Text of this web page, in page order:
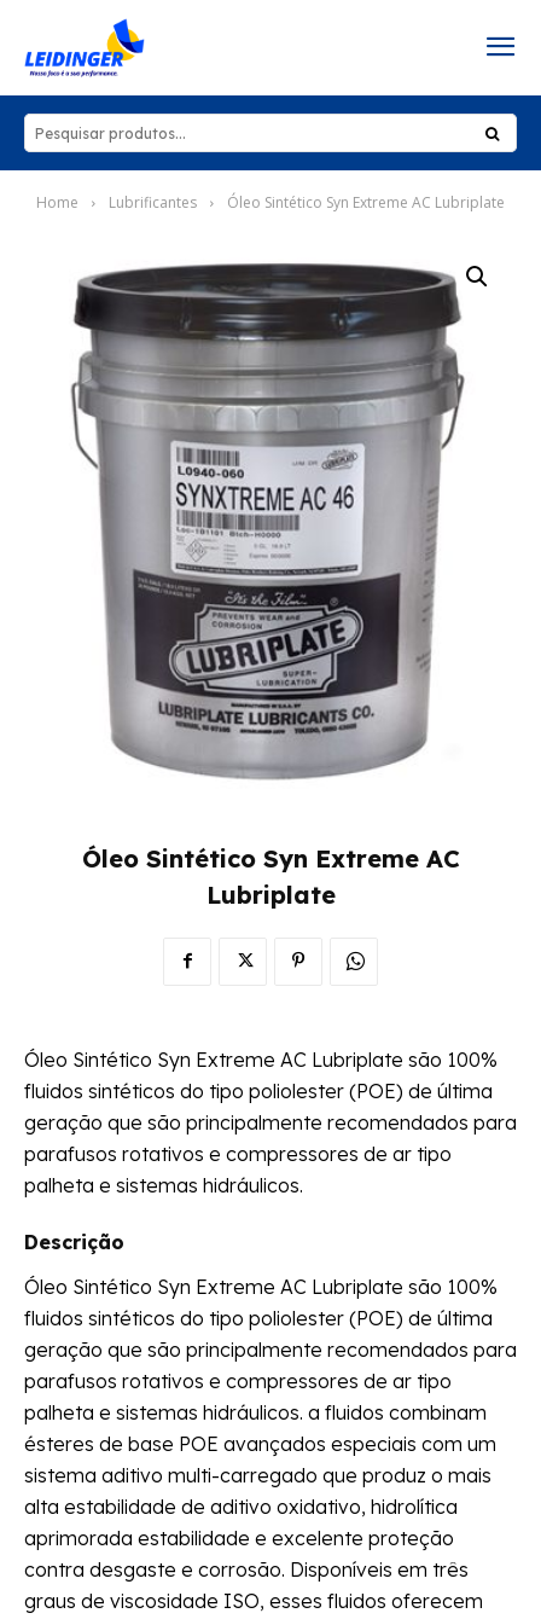
Home Lubrificantes Óleo Sintético Syn Extreme AC Lubriplate
Óleo Sintético Syn Extreme AC
Lubriplate
Óleo Sintético Syn Extreme AC Lubriplate são 100%
fluidos sintéticos do tipo poliolester (POE) de última
geração que são principalmente recomendados para
parafusos rotativos e compressores de ar tipo
palheta e sistemas hidráulicos.
Descrição
Óleo Sintético Syn Extreme AC Lubriplate são 100%
fluidos sintéticos do tipo poliolester (POE) de última
geração que são principalmente recomendados para
parafusos rotativos e compressores de ar tipo
palheta e sistemas hidráulicos. a fluidos combinam
ésteres de base POE avançados especiais com um
sistema aditivo multi-carregado que produz o mais
alta estabilidade de aditivo oxidativo, hidrolítica
aprimorada estabilidade e excelente proteção
contra desgaste e corrosão. Disponíveis em três
graus de viscosidade ISO, esses fluidos oferecem